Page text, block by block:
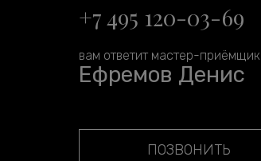
+7 495 120-03-69
вам ответит мастер-приёмщик
Ефремов Денис
ПОЗВОНИТЬ